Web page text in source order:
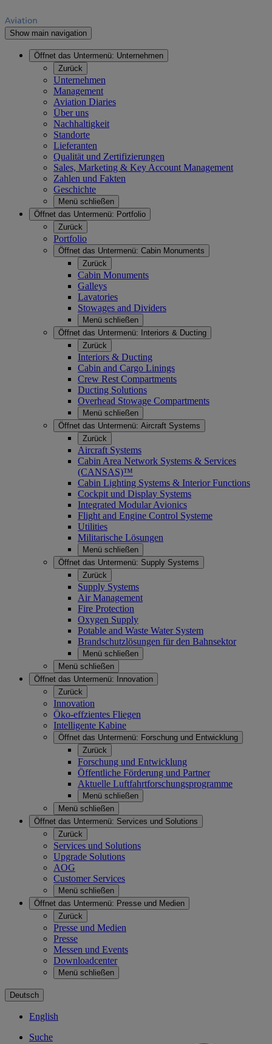
Show main navigation
Öffnet das Untermenü: Unternehmen
Zurück
Unternehmen
Management
Aviation Diaries
Über uns
Nachhaltigkeit
Standorte
Lieferanten
Qualität und Zertifizierungen
Sales, Marketing & Key Account Management
Zahlen und Fakten
Geschichte
Menü schließen
Öffnet das Untermenü: Portfolio
Zurück
Portfolio
Öffnet das Untermenü: Cabin Monuments
Zurück
Cabin Monuments
Galleys
Lavatories
Stowages and Dividers
Menü schließen
Öffnet das Untermenü:
Interiors & Ducting
Zurück
Interiors & Ducting
Cabin and Cargo Linings
Crew Rest Compartments
Ducting Solutions
Overhead Stowage Compartments
Menü schließen
Öffnet das Untermenü: Aircraft Systems
Zurück
Aircraft Systems
Cabin Area Network Systems & Services
(CANSAS)™
Cabin Lighting Systems & Interior Functions
Cockpit und Display Systems
Integrated Modular Avionics
Flight and Engine Control Systeme
Utilities
Militarische Lösungen
Menü schließen
Öffnet das Untermenü: Supply Systems
Zurück
Supply Systems
Air Management
Fire Protection
Oxygen Supply
Potable and Waste Water System
Brandschutzlösungen für den Bahnsektor
Menü schließen
Menü schließen
Öffnet das Untermenü:
Innovation
Zurück
Innovation
Öko-effzientes Fliegen
Intelligente Kabine
Öffnet das Untermenü: Forschung und Entwicklung
Zurück
Forschung und Entwicklung
Öffentliche Förderung und Partner
Aktuelle Luftfahrtforschungsprogramme
Menü schließen
Menü schließen
Öffnet das Untermenü: Services und Solutions
Zurück
Services und Solutions
Upgrade Solutions
AOG
Customer Services
Menü schließen
Öffnet das Untermenü: Presse und Medien
Zurück
Presse und Medien
Presse
Messen und Events
Downloadcenter
Menü schließen
Deutsch
English
Suche